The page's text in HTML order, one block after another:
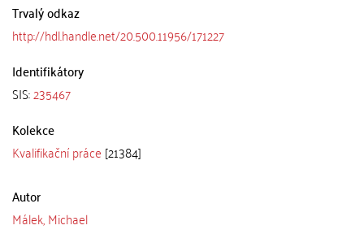
Trvalý odkaz
http://hdl.handle.net/20.500.11956/171227
Identifikátory
SIS:235467
Kolekce
Kvalifikační práce [21384]
Autor
Málek, Michael